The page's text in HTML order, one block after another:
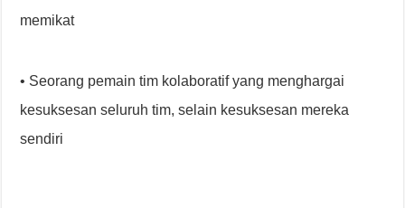
memikat
• Seorang pemain tim kolaboratif yang menghargai
kesuksesan seluruh tim, selain kesuksesan mereka
sendiri